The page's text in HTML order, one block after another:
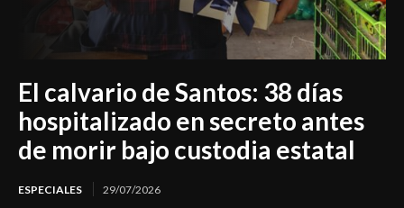
El calvario de Santos: 38 días
hospitalizado en secreto antes
de morir bajo custodia estatal
ESPECIALES 29/07/2026